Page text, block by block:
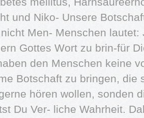
und Niko- Unsere
Men- Menschen
Gottes Wort zu brin-für
den Menschen keine
Botschaft zu bringen, die
hören wollen, sonden
Du Ver- liche Wahrheit.